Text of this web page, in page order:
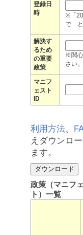
登録日
時
※「
で と
解決す
るため
の重要
政策
※関心
さい。
マニフ
ェスト
ID
利用方法、
えダウンロ
ます。
政策（マニフ
ト）一覧